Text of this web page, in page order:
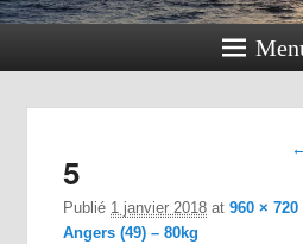
5
Publié 1 janvier 2018 at960 × 720
Angers (49) – 80kg